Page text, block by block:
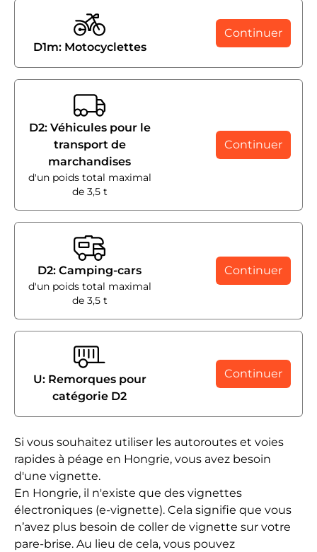
Si vous souhaitez utiliser les autoroutes et voies
rapides à péage en Hongrie, vous avez besoin
d'une vignette.
En Hongrie, il n'existe que des vignettes
électroniques (e-vignette). Cela signifie que vous
n’avez plus besoin de coller de vignette sur votre
pare-brise. Au lieu de cela, vous pouvez
D1m: Motocyclettes
Continuer
D2: Véhicules pour le
transport de
marchandises
d'un poids total maximal
de 3,5 t
Continuer
D2: Camping-cars
d'un poids total maximal
de 3,5 t
Continuer
U: Remorques pour
catégorie D2
Continuer